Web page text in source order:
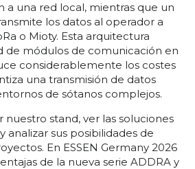
una red local, mientras que un
los datos al operador a
o Mioty. Esta arquitectura
de módulos de comunicación en
considerablemente los costes
una transmisión de datos
de sótanos complejos.
nuestro stand, ver las soluciones
analizar sus posibilidades de
En ESSEN Germany 2026
de la nueva serie ADDRA y